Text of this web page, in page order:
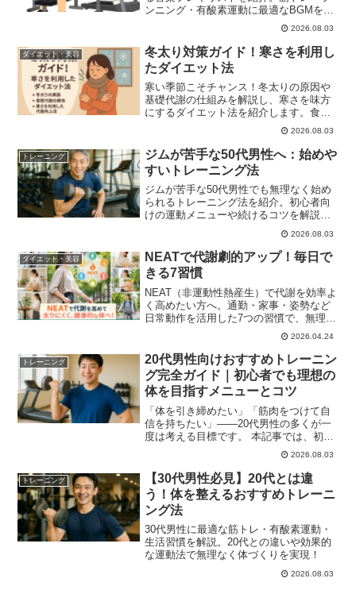
ンニング・有酸素運動に最適なBGMを厳
2026.08.03
ダイエット・美容
冬太り対策ガイド！寒さを利用し
たダイエット法
寒い季節こそチャンス！冬太りの原因や
基礎代謝の仕組みを解説し、寒さを味方
にするダイエット法を紹介します。食
事・運動・生活習慣の見直しで、冬でも
スッキリ体型をキープしましょう。
2026.08.03
トレーニング
ジムが苦手な50代男性へ：始めや
すいトレーニング法
ジムが苦手な50代男性でも無理なく始め
られるトレーニング法を紹介。初心者向
けの運動メニューや続けるコツを解説
し、健康的な毎日をサポートします。
2026.08.03
ダイエット・美容
NEATで代謝劇的アップ！毎日で
きる7習慣
NEAT（非運動性熱産生）で代謝を効率よ
く高めたい方へ。通勤・家事・姿勢など
日常動作を活用した7つの習慣で、無理な
く消費カロリーをアップ。科学的根拠や
計算方法、筋トレ・食事との組み合わせ
まで解説し、毎日続けられる代謝改善法
を紹介します。
2026.04.24
トレーニング
20代男性向けおすすめトレーニン
グ完全ガイド｜初心者でも理想の
体を目指すメニューとコツ
「体を引き締めたい」「筋肉をつけて自
信を持ちたい」——20代男性の多くが一
度は考える目標です。 本記事では、初心
者でも無理なく実践できるトレーニング
方法を中心に、理想の体型を目指す具体
的なメニューとポイントを解説します。
2026.08.03
トレーニング
【30代男性必見】20代とは違
う！体を整えるおすすめトレーニ
ング法
30代男性に最適な筋トレ・有酸素運動・
生活習慣を解説。20代との違いや効果的
な運動法で無理なく体づくりを実現！
2026.08.03